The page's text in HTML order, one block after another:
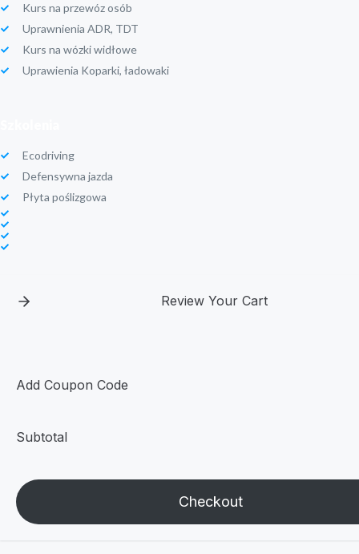
Kurs na przewóz osób
Uprawnienia ADR, TDT
Kurs na wózki widłowe
Uprawienia Koparki, ładowaki
Ecodriving
Defensywna jazda
Płyta poślizgowa
Review Your Cart
Add Coupon Code
Subtotal
Checkout